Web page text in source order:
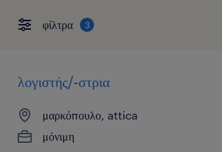
φίλτρα 3
λογιστής/-στρια
μαρκόπουλο, attica
μόνιμη